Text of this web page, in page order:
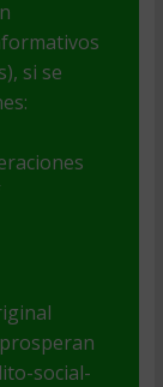
si se
social-